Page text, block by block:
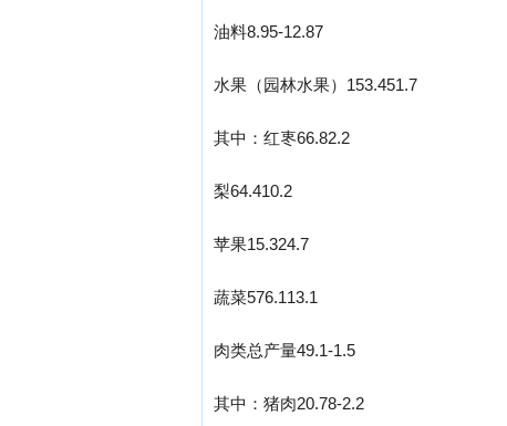
油料8.95-12.87
水果（园林水果）153.451.7
其中：红栆66.82.2
梨64.410.2
苹果15.324.7
蔬菜576.113.1
肉类总产量49.1-1.5
其中：猪肉20.78-2.2